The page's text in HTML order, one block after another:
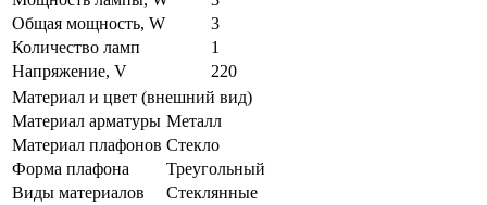
Общая мощность, W
3
Количество ламп
1
Напряжение, V
220
Материал и цвет (внешний вид)
Материал арматуры Металл
Материал плафонов Стекло
Форма плафона
Треугольный
Виды материалов
Стеклянные